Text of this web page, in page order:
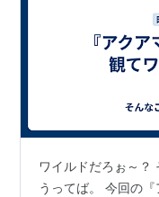
ワイルドだろぉ～？
うってば。 今回の